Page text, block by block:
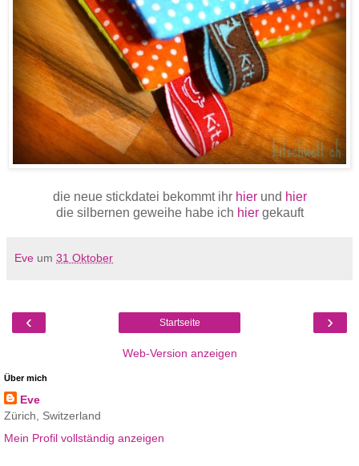
die neue stickdatei bekommt ihr hierund hier
die silbernen geweihe habe ich hiergekauft
Eve um 31 Oktober
‹ ›
Startseite
Web-Version anzeigen
Über mich
Eve
Zürich, Switzerland
Mein Profil vollständig anzeigen